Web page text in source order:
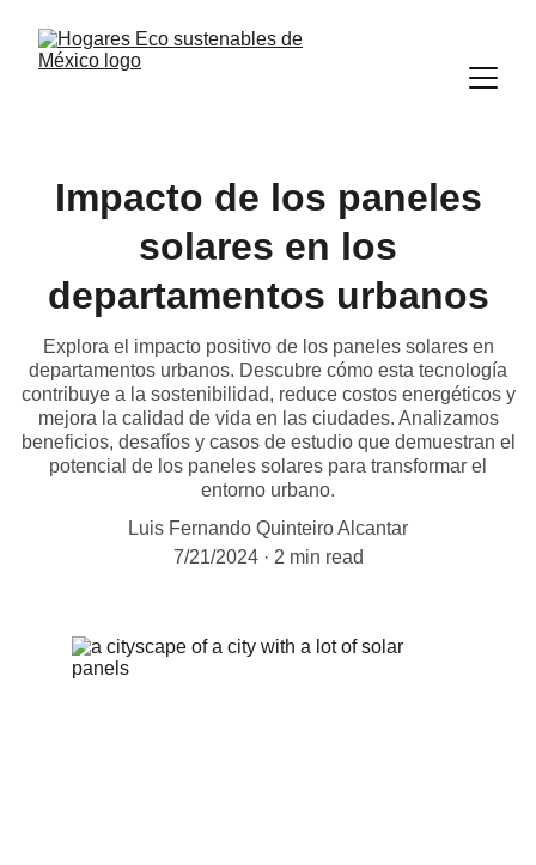
Impacto de los paneles
solares en los
departamentos urbanos
Explora el impacto positivo de los paneles solares en
departamentos urbanos. Descubre cómo esta tecnología
contribuye a la sostenibilidad, reduce costos energéticos y
mejora la calidad de vida en las ciudades. Analizamos
beneficios, desafíos y casos de estudio que demuestran el
potencial de los paneles solares para transformar el
entorno urbano.
Luis Fernando Quinteiro Alcantar
7/21/2024
2 min read